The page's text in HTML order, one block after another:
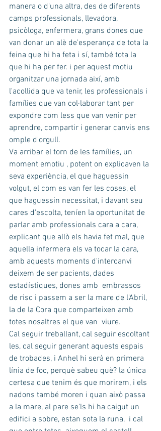
manera o d'una altra, des de diferents
camps professionals, llevadora,
psicòloga, enfermera, grans dones que
van donar un alè de'esperança de tota la
feina que hi ha feta i sí, també tota la
que hi ha per fer. i per aquest motiu
organitzar una jornada així, amb
l'acollida que va tenir, les professionals i
famílies que van col·laborar tant per
expondre com less que van venir per
aprendre, compartir i generar canvis ens
omple d'orgull.
Va arribar el torn de les famílies, un
moment emotiu , potent on explicaven la
seva experiència, el que haguessin
volgut, el com es van fer les coses, el
que haguessin necessitat, i davant seu
cares d'escolta, teníen la oportunitat de
parlar amb professionals cara a cara,
explicant que allò els havia fet mal, que
aquella infermera els va tocar la cara,
amb aquests moments d'intercanvi
deixem de ser pacients, dades
estadístiques, dones amb  embrassos
de risc i passem a ser la mare de l'Abril,
la de la Cora que comparteixen amb
totes nosaltres el que van  viure.
Cal seguir treballant, cal seguir escoltant
les, cal seguir generant aquests espais
de trobades, i Anhel hi serà en primera
línia de foc, perquè sabeu què? la única
certesa que tenim és que morirem, i els
nadons també moren i quan això passa
a la mare, al pare se'ls hi ha caigut un
edifici a sobre, estan sota la runa,  i cal